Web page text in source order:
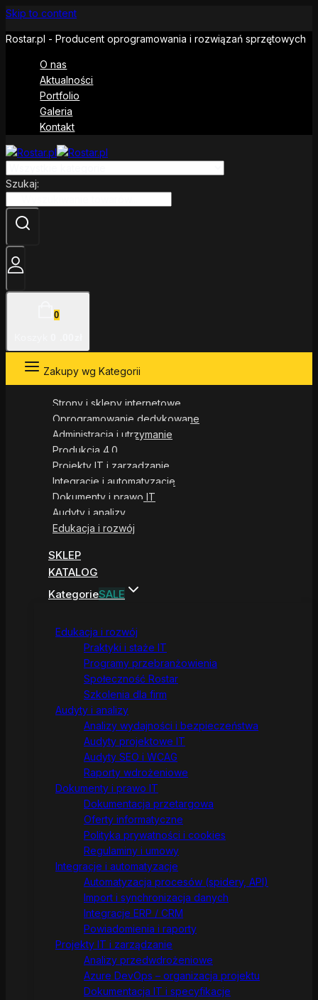
Skip to content
Rostar.pl - Producent oprogramowania i rozwiązań sprzętowych
O nas
Aktualności
Portfolio
Galeria
Kontakt
Szukaj:
0
Zakupy wg Kategorii
Strony i sklepy internetowe
Oprogramowanie dedykowane
Administracja i utrzymanie
Produkcja 4.0
Projekty IT i zarządzanie
Integracje i automatyzacje
Dokumenty i prawo IT
Audyty i analizy
Edukacja i rozwój
SKLEP
KATALOG
KategorieSALE
Edukacja i rozwój
Praktyki i staże IT
Programy przebranżowienia
Społeczność Rostar
Szkolenia dla firm
Audyty i analizy
Analizy wydajności i bezpieczeństwa
Audyty projektowe IT
Audyty SEO i WCAG
Raporty wdrożeniowe
Dokumenty i prawo IT
Dokumentacja przetargowa
Oferty informatyczne
Polityka prywatności i cookies
Regulaminy i umowy
Integracje i automatyzacje
Automatyzacja procesów (spidery, API)
Import i synchronizacja danych
Integracje ERP / CRM
Powiadomienia i raporty
Projekty IT i zarządzanie
Analizy przedwdrożeniowe
Azure DevOps – organizacja projektu
Dokumentacja IT i specyfikacje